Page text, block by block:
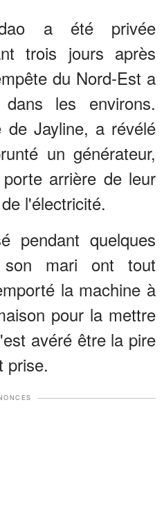
a été privée
trois jours après
du Nord-Est a
les environs.
de Jayline, a révélé
un générateur,
arrière de leur
l'électricité.
pendant quelques
mari ont tout
la machine à
pour la mettre
avéré être la pire
prise.